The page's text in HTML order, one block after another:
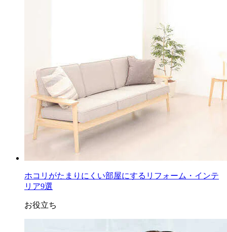
ホコリがたまりにくい部屋にするリフォーム・インテ
リア9選
お役立ち